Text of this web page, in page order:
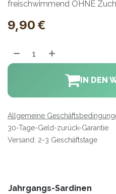
freischwimmend OHNE
9,90 €
IN DEN
Allgemeine
30-Tage-Geld-zurück-Garantie
Versand: 2-3 Geschäftstage
Jahrgangs-Sardinen